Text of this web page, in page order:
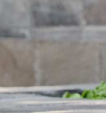
zapatillas mujer
3.
zapatillas futbol
6.
outdoor
7.
adt